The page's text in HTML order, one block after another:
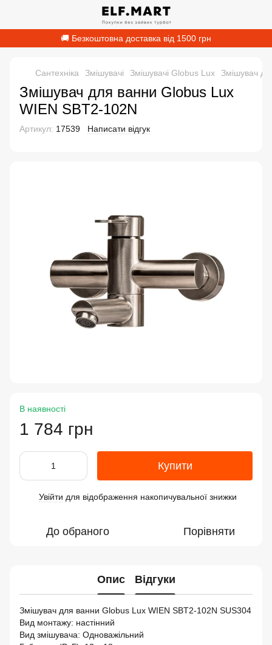
🚚 Безкоштовна доставка від 1500 грн
Сантехніка Змішувачі Змішувачі Globus Lux Змішувач
Змішувач для ванни Globus Lux
WIEN SBT2-102N
Артикул: 17539 Написати відгук
В наявності
1 784 грн
Купити
Увійти для відображення накопичувальної знижки
До обраного Порівняти
Опис Відгуки
Змішувач для ванни Globus Lux WIEN SBT2-102N SUS304
Вид монтажу: настінний
Вид змішувача: Одноважільний